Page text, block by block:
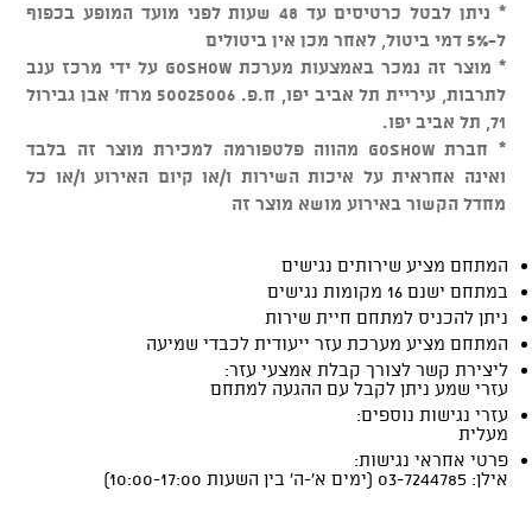
* ניתן לבטל כרטיסים עד 48 שעות לפני מועד המופע בכפוף
ל-5% דמי ביטול, לאחר מכן אין ביטולים
* מוצר זה נמכר באמצעות מערכת GOSHOW על ידי מרכז ענב
לתרבות, עיריית תל אביב יפו, ח.פ. 50025006 מרח' אבן גבירול
71, תל אביב יפו.
* חברת GOSHOW מהווה פלטפורמה למכירת מוצר זה בלבד
ואינה אחראית על איכות השירות ו/או קיום האירוע ו/או כל
מחדל הקשור באירוע מושא מוצר זה
המתחם מציע שירותים נגישים
במתחם ישנם 16 מקומות נגישים
ניתן להכניס למתחם חיית שירות
המתחם מציע מערכת עזר ייעודית לכבדי שמיעה
ליצירת קשר לצורך קבלת אמצעי עזר:
עזרי שמע ניתן לקבל עם ההגעה למתחם
עזרי נגישות נוספים:
מעלית
פרטי אחראי נגישות:
אילן: 03-7244785 (ימים א'-ה' בין השעות 10:00-17:00)